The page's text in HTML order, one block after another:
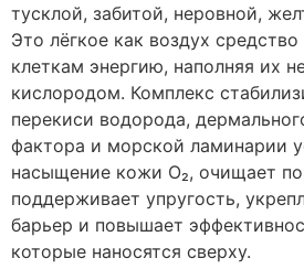
тусклой, забитой, неровной,
Это лёгкое как воздух
клеткам энергию, наполняя их
кислородом. Комплекс
перекиси водорода,
фактора и морской ламинарии
насыщение кожи O₂, очищает
поддерживает упругость,
барьер и повышает
которые наносятся сверху.